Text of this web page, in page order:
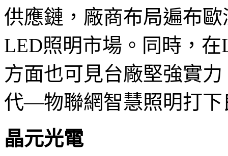
供應鏈，廠商布局遍布
LED照明市場。同時，
方面也可見台廠堅強實
代—物聯網智慧照明打下
晶元光電